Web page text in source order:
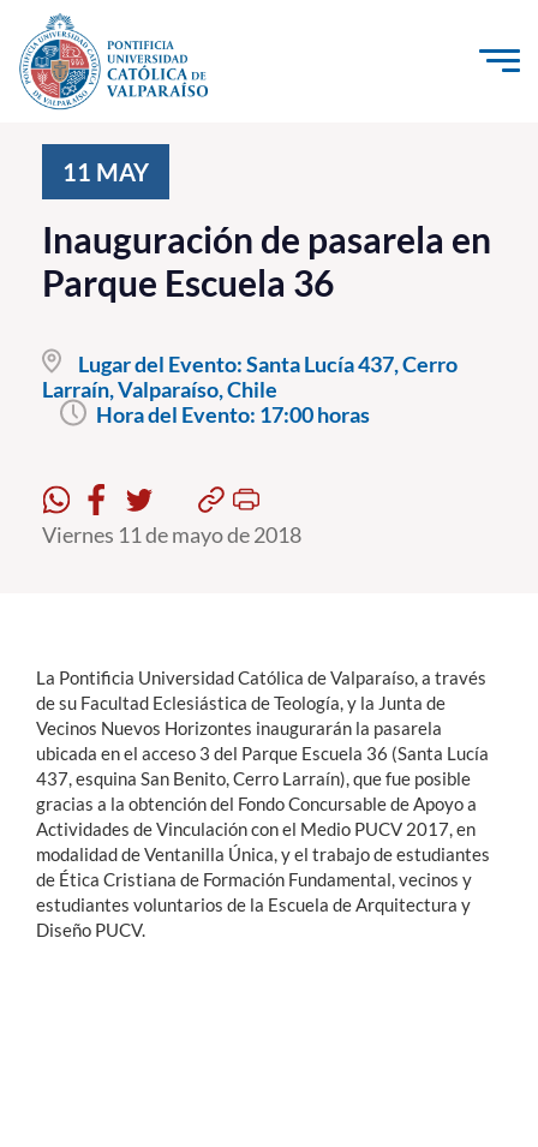
Click acá para ir directamente al contenido
Investigación, Creación e Innovación
PUCV Internacional
Vinculación con el Medio
Admisión
Pregrado
Formación Continua
Funcionarios
Alumni
English
11 MAY
Inauguración de pasarela en
Parque Escuela 36
Lugar del Evento:Santa Lucía 437, Cerro
Larraín, Valparaíso, Chile
Hora del Evento: 17:00 horas
Viernes 11 de mayo de 2018
La Pontificia Universidad Católica de Valparaíso, a través
de su Facultad Eclesiástica de Teología, y la Junta de
Vecinos Nuevos Horizontes inaugurarán la pasarela
ubicada en el acceso 3 del Parque Escuela 36 (Santa Lucía
437, esquina San Benito, Cerro Larraín), que fue posible
gracias a la obtención del Fondo Concursable de Apoyo a
Actividades de Vinculación con el Medio PUCV 2017, en
modalidad de Ventanilla Única, y el trabajo de estudiantes
de Ética Cristiana de Formación Fundamental, vecinos y
estudiantes voluntarios de la Escuela de Arquitectura y
Diseño PUCV.